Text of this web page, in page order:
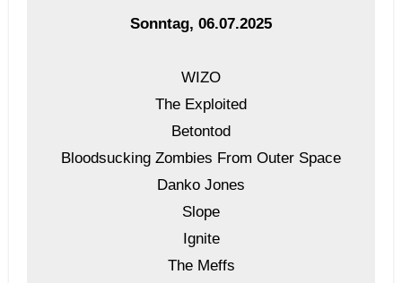
Sonntag, 06.07.2025
WIZO
The Exploited
Betontod
Bloodsucking Zombies From Outer Space
Danko Jones
Slope
Ignite
The Meffs